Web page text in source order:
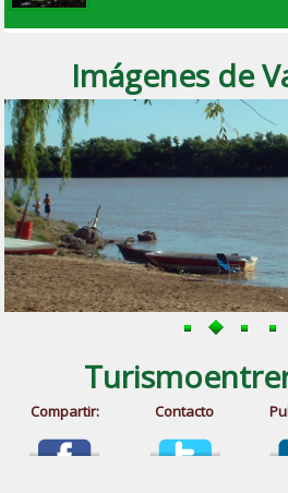
Imágenes de
Compartir: Contacto